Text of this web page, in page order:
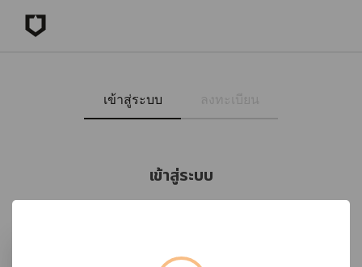
เข้าสู่ระบบ
เข้าสู่ระบบ